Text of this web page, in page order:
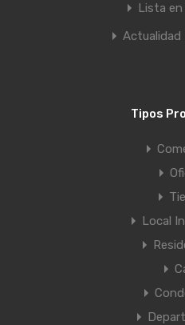
Lista en
Actualidad
Tipos
Local